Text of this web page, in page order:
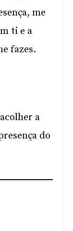
me
ti e a
fazes.
a
do